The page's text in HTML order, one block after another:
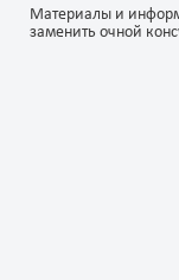
Материалы и
заменить очной